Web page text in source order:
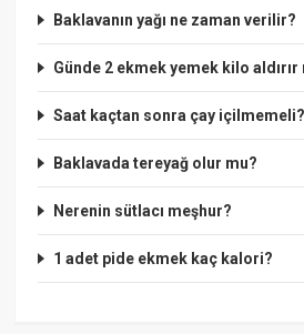
Baklavanın yağı ne zaman verilir?
Günde 2 ekmek yemek kilo aldırır
Saat kaçtan sonra çay içilmemeli?
Baklavada tereyağ olur mu?
Nerenin sütlacı meşhur?
1 adet pide ekmek kaç kalori?